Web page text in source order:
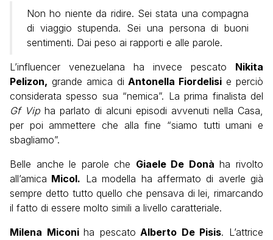
Non ho niente da ridire. Sei stata una compagna
di viaggio stupenda. Sei una persona di buoni
sentimenti. Dai peso ai rapporti e alle parole.
L’influencer venezuelana ha invece pescato Nikita
Pelizon, grande amica di Antonella Fiordelisi e perciò
considerata spesso sua “nemica”. La prima finalista del
Gf Vip ha parlato di alcuni episodi avvenuti nella Casa,
per poi ammettere che alla fine “siamo tutti umani e
sbagliamo”.
Belle anche le parole che Giaele De Donà ha rivolto
all’amica Micol. La modella ha affermato di averle già
sempre detto tutto quello che pensava di lei, rimarcando
il fatto di essere molto simili a livello caratteriale.
Milena Miconiha pescato Alberto De Pisis. L’attrice